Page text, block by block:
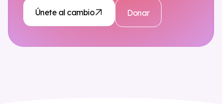
Únete al cambio Donar